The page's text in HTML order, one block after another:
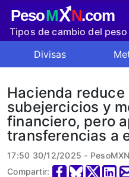
PesoMXN.com
Tipos de cambio del peso
Divisas
Hacienda
subejercicios y
financiero, pero
transferencias a
17:50 30/12/2025 -
Compartir: